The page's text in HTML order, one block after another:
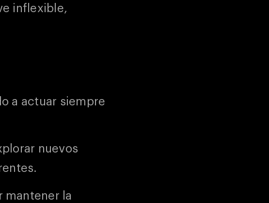
inflexible,
a actuar siempre
nuevos
mantener la